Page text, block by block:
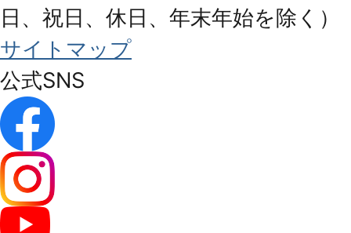
日、祝日、休日、年末年始を除く）
サイトマップ
公式SNS